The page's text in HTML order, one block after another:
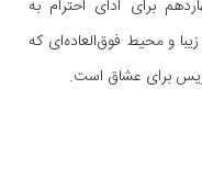
برای ادای احترام به
و محیط فوق‌العاده‌ای که
برای عشاق است.